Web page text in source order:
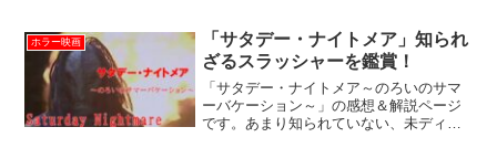
ホラー映画
「サタデー・ナイトメア」知られ
ざるスラッシャーを鑑賞！
「サタデー・ナイトメア～のろいのサマ
ーバケーション～」の感想＆解説ページ
です。あまり知られていない、未ディス